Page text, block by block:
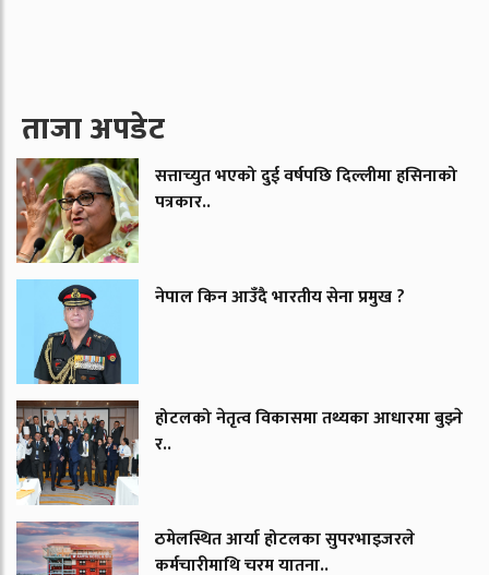
ताजा अपडेट
सत्ताच्युत भएको दुई वर्षपछि दिल्लीमा हसिनाको
पत्रकार..
नेपाल किन आउँदै भारतीय सेना प्रमुख ?
होटलको नेतृत्व विकासमा तथ्यका आधारमा बुझ्ने
र..
ठमेलस्थित आर्या होटलका सुपरभाइजरले
कर्मचारीमाथि चरम यातना..